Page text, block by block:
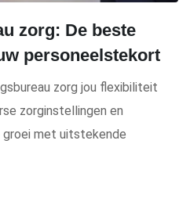
zorg: De beste
personeelstekort
zorg jou flexibiliteit
zorginstellingen en
met uitstekende